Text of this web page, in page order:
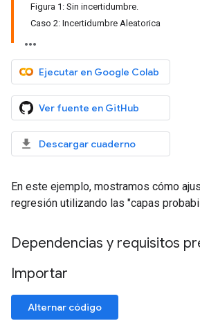
Figura 1: Sin incertidumbre.
Caso 2: Incertidumbre Aleatorica
Ejecutar en Google Colab
Ver fuente en GitHub
Descargar cuaderno
En este ejemplo, mostramos cómo
regresión utilizando las "capas
Dependencias y requisitos
Importar
Alternar código